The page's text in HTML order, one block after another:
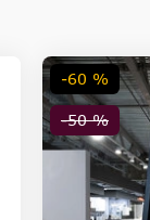
-50 %
-60 %